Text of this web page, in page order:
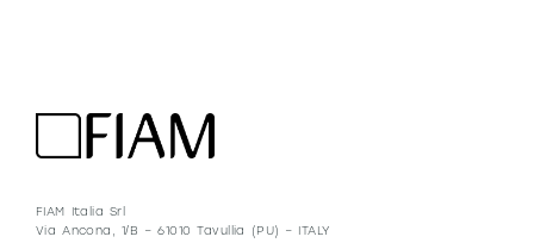
FIAM Italia Srl
Via Ancona, 1/B – 61010 Tavullia (PU) – ITALY